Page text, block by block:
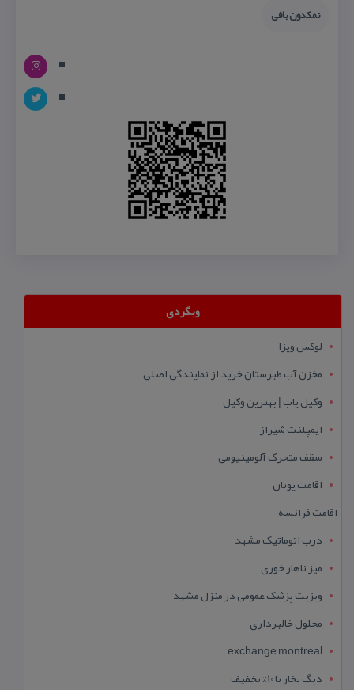
نمكدون بافی
وبگردی
لوکس ویزا
مخزن آب طبرستان خرید از نمایندگی اصلی
وکیل یاب | بهترین وکیل
ایمپلنت شیراز
سقف متحرک آلومینیومی
اقامت یونان
اقامت فرانسه
درب اتوماتیک مشهد
میز ناهار خوری
ویزیت پزشک عمومی در منزل مشهد
محلول خالبرداری
exchange montreal
دیگ بخار تا 10% تخفیف